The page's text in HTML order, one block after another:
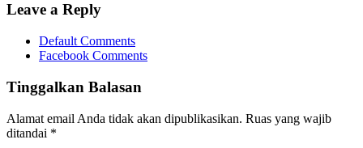
Leave a Reply
Default Comments
Facebook Comments
Tinggalkan Balasan
Alamat email Anda tidak akan dipublikasikan. Ruas yang wajib
ditandai *